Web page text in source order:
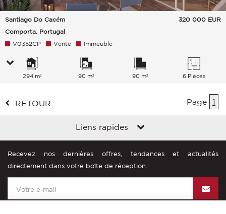
Santiago Do Cacém
Comporta, Portugal
320 000 EUR
V0352CP Vente Immeuble
294 m² 90 m² 90 m² 6 Pièces
RETOUR Page 1
Liens rapides
Recevez nos dernières offres, tendances et actualités
directement dans votre boîte de réception.